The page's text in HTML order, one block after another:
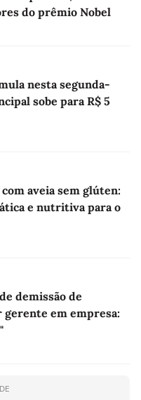
do prêmio Nobel
nesta segunda-
sobe para R$ 5
com aveia sem glúten:
e nutritiva para o
demissão de
em empresa: